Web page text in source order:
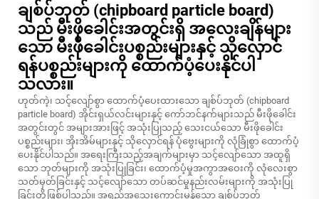
ချစ်ပ်ဘုတ် (chipboard particle board)
သည် မီးဖိုခေါင်းအတွင်းရှိ အလေးချိန်များ
သော မီးဖိုခေါင်းပစ္စည်းများနှင့် သိုလှောင်
ရန်ပစ္စည်းများကို ထောက်ပံ့ပေးနိုင်ပါ
သလား။
ဟုတ်ကဲ့၊ သင့်လျော်စွာ ထောက်ပံ့ပေးထားသော ချစ်ပ်ဘုတ် (chipboard
particle board) အိုင်းရှယ်လင်းများနှင့် ကော်ဘင်နက်များသည် မီးဖိုခေါင်း
အတွင်းတွင် အများအားဖြင့် အသုံးပြုသည့် သေးငယ်သော မီးဖိုခေါင်း
ပစ္စည်းများ၊ အိုးအိမ်များနှင့် သိုလှောင်ရန် ပုံဗွေးများကို လုံခြုံစွာ ထောက်ပံ့
ပေးနိုင်ပါသည်။ အရေးကြီးသည့်အချက်များမှာ သင့်လျော်သော အထူရှိ
သော ဘုတ်များကို အသုံးပြုခြင်း၊ ထောက်ပံ့မှုအကွာအဝေးကို လုံလေးစွာ
သတ်မှတ်ခြင်းနှင့် သင့်လျော်သော တပ်ဆင်မှုနည်းလမ်းများကို အသုံးပြု
ခြင်းတို့ဖြစ်ပါသည်။ အရည်အသွေးကောင်းမွန်သော ချစ်ပ်ဘုတ်